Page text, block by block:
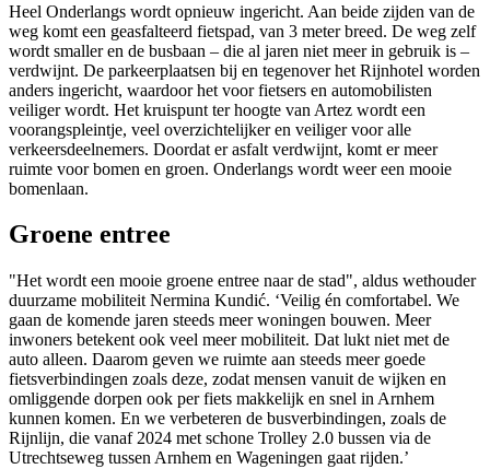
Heel Onderlangs wordt opnieuw ingericht. Aan beide zijden van de
weg komt een geasfalteerd fietspad, van 3 meter breed. De weg zelf
wordt smaller en de busbaan – die al jaren niet meer in gebruik is –
verdwijnt. De parkeerplaatsen bij en tegenover het Rijnhotel worden
anders ingericht, waardoor het voor fietsers en automobilisten
veiliger wordt. Het kruispunt ter hoogte van Artez wordt een
voorangspleintje, veel overzichtelijker en veiliger voor alle
verkeersdeelnemers. Doordat er asfalt verdwijnt, komt er meer
ruimte voor bomen en groen. Onderlangs wordt weer een mooie
bomenlaan.
Groene entree
"Het wordt een mooie groene entree naar de stad", aldus wethouder
duurzame mobiliteit Nermina Kundić. ‘Veilig én comfortabel. We
gaan de komende jaren steeds meer woningen bouwen. Meer
inwoners betekent ook veel meer mobiliteit. Dat lukt niet met de
auto alleen. Daarom geven we ruimte aan steeds meer goede
fietsverbindingen zoals deze, zodat mensen vanuit de wijken en
omliggende dorpen ook per fiets makkelijk en snel in Arnhem
kunnen komen. En we verbeteren de busverbindingen, zoals de
Rijnlijn, die vanaf 2024 met schone Trolley 2.0 bussen via de
Utrechtseweg tussen Arnhem en Wageningen gaat rijden.’